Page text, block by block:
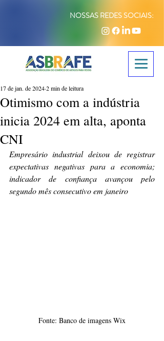
NOSSAS REDES SOCIAIS:
Otimismo com a indústria
inicia 2024 em alta, aponta
CNI
17 de jan. de 20242 min de leitura
Empresário industrial deixou de registrar
expectativas negativas para a economia;
indicador de confiança avançou pelo
segundo mês consecutivo em janeiro
Fonte: Banco de imagens Wix